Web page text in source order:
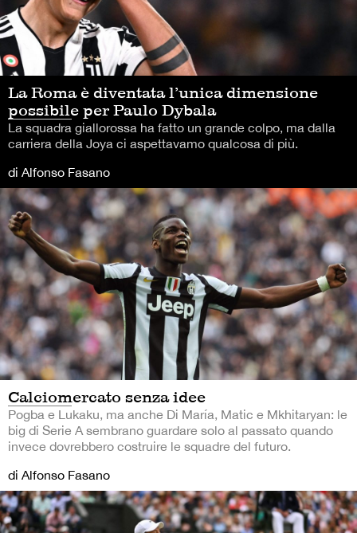
La Roma è diventata l’unica dimensione
possibile per Paulo Dybala
La squadra giallorossa ha fatto un grande colpo, ma dalla
carriera della Joya ci aspettavamo qualcosa di più.
di Alfonso Fasano
Calciomercato senza idee
Pogba e Lukaku, ma anche Di María, Matic e Mkhitaryan: le
big di Serie A sembrano guardare solo al passato quando
invece dovrebbero costruire le squadre del futuro.
di Alfonso Fasano